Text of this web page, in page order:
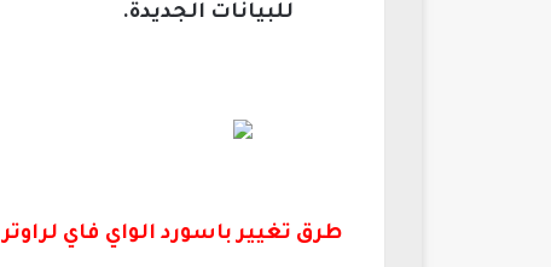
للبيانات الجديدة.
طرق تغيير باسورد الواي فاي لراوتر TE Data من الموبايل